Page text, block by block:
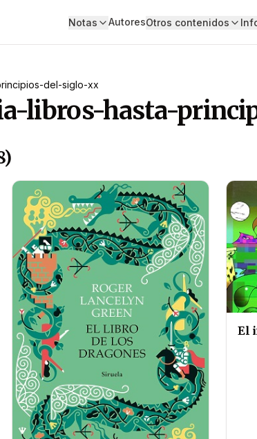
Notas AutoresOtros contenidos
del-siglo-xx
libros-hasta-
El